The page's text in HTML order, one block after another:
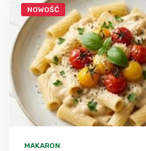
NOWOŚĆ
MAKARON